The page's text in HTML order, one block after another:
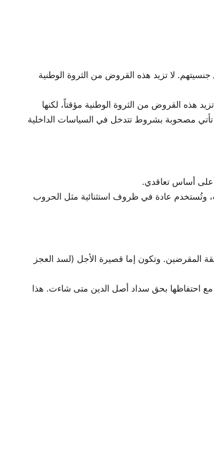
لا تزيد هذه القروض من الثروة الوطنية
هذه القروض من الثروة الوطنية مؤقتاً، لكنها
تأتي مصحوبة بشروط تتدخل في السياسات الداخلية
على أساس تعاقدي.
وتُستخدم عادة في ظروف استثنائية مثل الحروب
المقرضين. وتكون إما قصيرة الأجل (لسد العجز
مع احتفاظها بحق سداد أصل الدين متى شاءت. هذا